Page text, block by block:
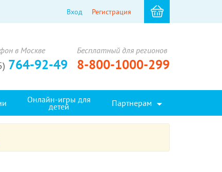
Вход Регистрация
в Москве
764-92-49
Бесплатный для регионов
8-800-1000-299
Онлайн-игры для
детей Партнерам